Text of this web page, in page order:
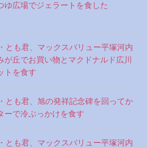
ゆ広場でジェラートを食した
とも君、マックスバリュー平塚河内
が丘でお買い物とマクドナルド広川
トを食す
とも君、旭の発祥記念碑を回ってか
ーで冷ぶっかけを食す
とも君、マックスバリュー平塚河内